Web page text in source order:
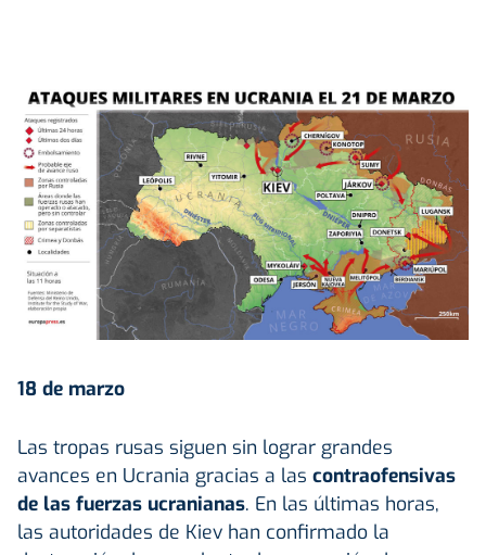
18 de marzo
Las tropas rusas siguen sin lograr grandes
avances en Ucrania gracias a las contraofensivas
de las fuerzas ucranianas. En las últimas horas,
las autoridades de Kiev han confirmado la